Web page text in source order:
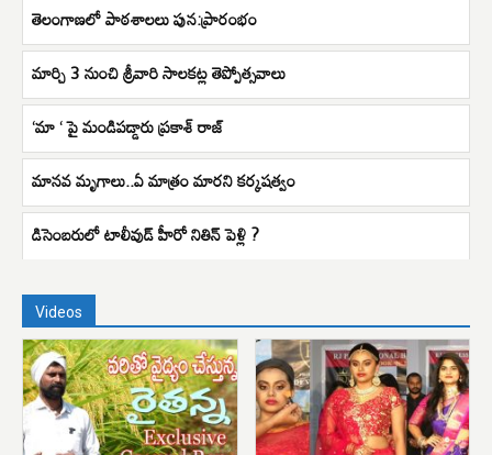
తెలంగాణలో పాఠశాలలు పున:ప్రారంభం
మార్చి 3 నుంచి శ్రీవారి సాలకట్ల తెప్పోత్సవాలు
‘మా ‘ పై మండిపడ్డారు ప్రకాశ్ రాజ్
మానవ మృగాలు..ఏ మాత్రం మారని కర్కషత్వం
డిసెంబరులో టాలీవుడ్ హీరో నితిన్ పెళ్లి ?
Videos